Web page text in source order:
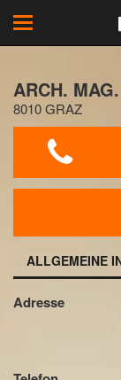
Toggle
navigation
ARCH.
8010 GRAZ
ALLGEMEINE
Adresse